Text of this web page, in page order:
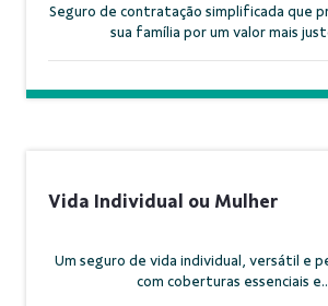
Seguro de contratação simplificada que
sua família por um valor mais
Vida Individual ou Mulher
Um seguro de vida individual, versátil e
com coberturas essenciais